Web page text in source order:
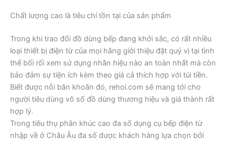
Chất lượng cao là tiêu chí tồn tại của sản phẩm
Trong khi trao đổi đồ dùng bếp đang khởi sắc, có rất nhiều
loại thiết bị điện từ của mọi hãng giới thiệu đặt quý vị tại tình
thế bối rối xem sử dụng nhãn hiệu nào an toàn nhất mà còn
bảo đảm sự tiện ích kèm theo giá cả thích hợp với túi tiền.
Biết được nỗi băn khoăn đó, rehoi.com sẽ mang tới cho
người tiêu dùng vô số đồ dùng thương hiệu và giá thành rất
hợp lý.
Trong tiêu thụ phân khúc cao đa số dụng cụ bếp điện từ
nhập về ở Châu Âu đa số được khách hàng lựa chọn bởi